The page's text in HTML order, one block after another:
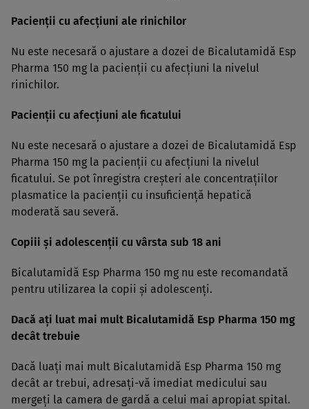
Pacienţii cu afecţiuni ale rinichilor
Nu este necesară o ajustare a dozei de Bicalutamidă Esp
Pharma 150 mg la pacienţii cu afecţiuni la nivelul
rinichilor.
Pacienţii cu afecţiuni ale ficatului
Nu este necesară o ajustare a dozei de Bicalutamidă Esp
Pharma 150 mg la pacienţii cu afecţiuni la nivelul
ficatului. Se pot înregistra creşteri ale concentraţiilor
plasmatice la pacienţii cu insuficienţă hepatică
moderată sau severă.
Copiii şi adolescenţii cu vârsta sub 18 ani
Bicalutamidă Esp Pharma 150 mg nu este recomandată
pentru utilizarea la copii şi adolescenţi.
Dacă aţi luat mai mult Bicalutamidă Esp Pharma 150 mg
decât trebuie
Dacă luaţi mai mult Bicalutamidă Esp Pharma 150 mg
decât ar trebui, adresaţi-vă imediat medicului sau
mergeţi la camera de gardă a celui mai apropiat spital.